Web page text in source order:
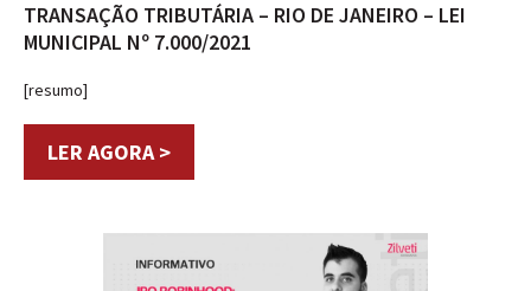
TRANSAÇÃO TRIBUTÁRIA – RIO DE JANEIRO – LEI
MUNICIPAL Nº 7.000/2021
[resumo]
LER AGORA >